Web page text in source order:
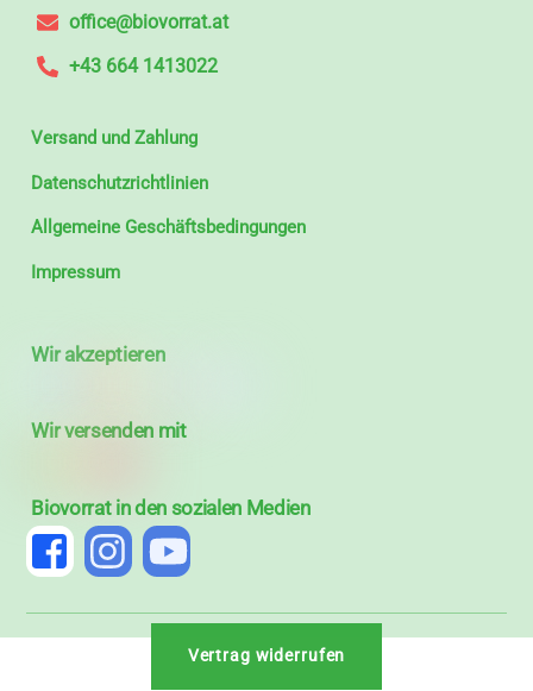
office@biovorrat.at
+43 664 1413022
Versand und Zahlung
Datenschutzrichtlinien
Allgemeine Geschäftsbedingungen
Impressum
Wir akzeptieren
Wir versenden mit
Biovorrat in den sozialen Medien
Vertrag widerrufen